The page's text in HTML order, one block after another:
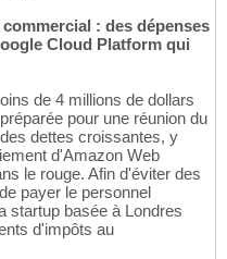
: des dépenses
Cloud Platform qui
de 4 millions de dollars
pour une réunion du
dettes croissantes, y
d'Amazon Web
le rouge. Afin d'éviter des
payer le personnel
startup basée à Londres
d'impôts au